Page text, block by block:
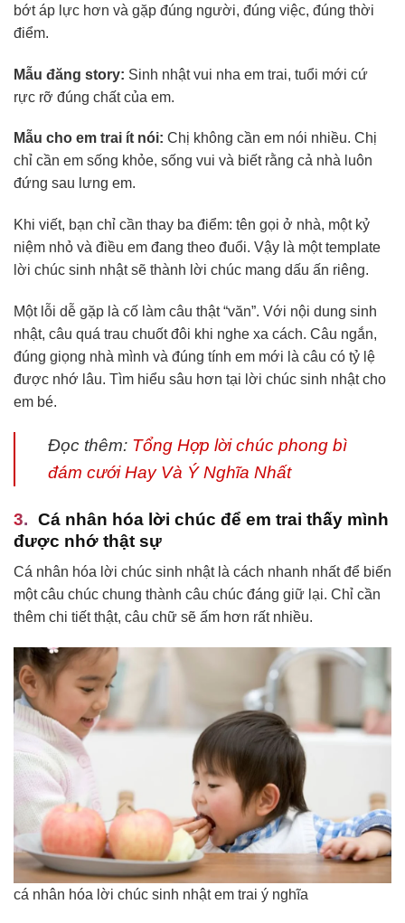
bớt áp lực hơn và gặp đúng người, đúng việc, đúng thời
điểm.
Mẫu đăng story: Sinh nhật vui nha em trai, tuổi mới cứ
rực rỡ đúng chất của em.
Mẫu cho em trai ít nói: Chị không cần em nói nhiều. Chị
chỉ cần em sống khỏe, sống vui và biết rằng cả nhà luôn
đứng sau lưng em.
Khi viết, bạn chỉ cần thay ba điểm: tên gọi ở nhà, một kỷ
niệm nhỏ và điều em đang theo đuổi. Vậy là một template
lời chúc sinh nhật sẽ thành lời chúc mang dấu ấn riêng.
Một lỗi dễ gặp là cố làm câu thật “văn”. Với nội dung sinh
nhật, câu quá trau chuốt đôi khi nghe xa cách. Câu ngắn,
đúng giọng nhà mình và đúng tính em mới là câu có tỷ lệ
được nhớ lâu. Tìm hiểu sâu hơn tại lời chúc sinh nhật cho
em bé.
Đọc thêm: Tổng Hợp lời chúc phong bì
đám cưới Hay Và Ý Nghĩa Nhất
Cá nhân hóa lời chúc để em trai thấy mình
được nhớ thật sự
Cá nhân hóa lời chúc sinh nhật là cách nhanh nhất để biến
một câu chúc chung thành câu chúc đáng giữ lại. Chỉ cần
thêm chi tiết thật, câu chữ sẽ ấm hơn rất nhiều.
cá nhân hóa lời chúc sinh nhật em trai ý nghĩa